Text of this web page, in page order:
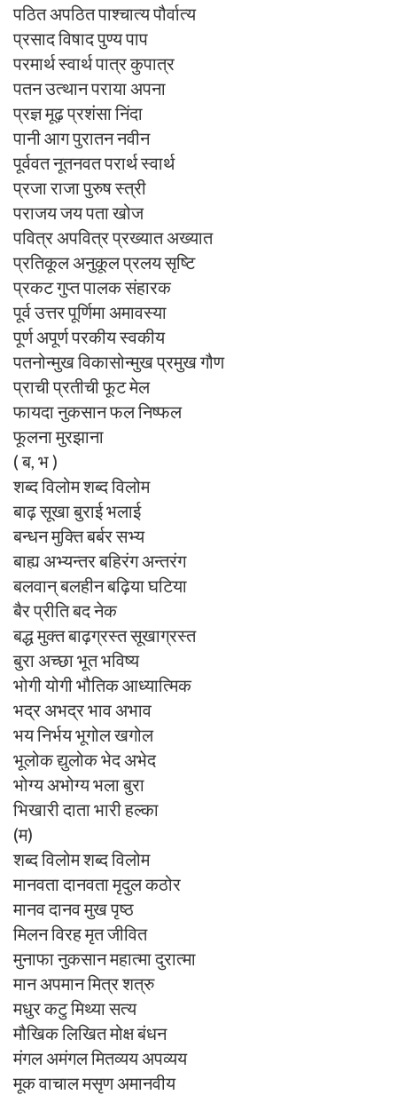
पठित अपठित पाश्चात्य पौर्वात्य
प्रसाद विषाद पुण्य पाप
परमार्थ स्वार्थ पात्र कुपात्र
पतन उत्थान पराया अपना
प्रज्ञ मूढ़ प्रशंसा निंदा
पानी आग पुरातन नवीन
पूर्ववत नूतनवत परार्थ स्वार्थ
प्रजा राजा पुरुष स्त्री
पराजय जय पता खोज
पवित्र अपवित्र प्रख्यात अख्यात
प्रतिकूल अनुकूल प्रलय सृष्टि
प्रकट गुप्त पालक संहारक
पूर्व उत्तर पूर्णिमा अमावस्या
पूर्ण अपूर्ण परकीय स्वकीय
पतनोन्मुख विकासोन्मुख प्रमुख गौण
प्राची प्रतीची फूट मेल
फायदा नुकसान फल निष्फल
फूलना मुरझाना
( ब, भ )
शब्द विलोम शब्द विलोम
बाढ़ सूखा बुराई भलाई
बन्धन मुक्ति बर्बर सभ्य
बाह्य अभ्यन्तर बहिरंग अन्तरंग
बलवान् बलहीन बढ़िया घटिया
बैर प्रीति बद नेक
बद्ध मुक्त बाढ़ग्रस्त सूखाग्रस्त
बुरा अच्छा भूत भविष्य
भोगी योगी भौतिक आध्यात्मिक
भद्र अभद्र भाव अभाव
भय निर्भय भूगोल खगोल
भूलोक द्युलोक भेद अभेद
भोग्य अभोग्य भला बुरा
भिखारी दाता भारी हल्का
(म)
शब्द विलोम शब्द विलोम
मानवता दानवता मृदुल कठोर
मानव दानव मुख पृष्ठ
मिलन विरह मृत जीवित
मुनाफा नुकसान महात्मा दुरात्मा
मान अपमान मित्र शत्रु
मधुर कटु मिथ्या सत्य
मौखिक लिखित मोक्ष बंधन
मंगल अमंगल मितव्यय अपव्यय
मूक वाचाल मसृण अमानवीय